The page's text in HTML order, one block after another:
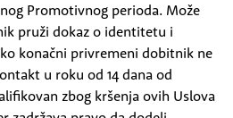
Promotivnog perioda. Može
pruži dokaz o identitetu i
konačni privremeni dobitnik ne
u roku od 14 dana od
zbog kršenja ovih Uslova